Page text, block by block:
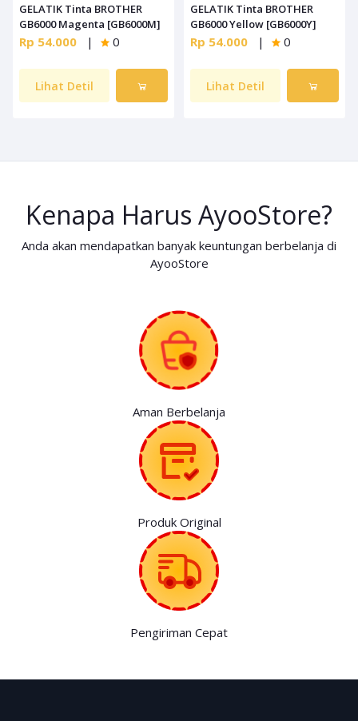
GELATIK Tinta BROTHER
GB6000 Magenta [GB6000M]
Rp 54.000 | 0
Lihat Detil
GELATIK Tinta BROTHER
GB6000 Yellow [GB6000Y]
Rp 54.000 | 0
Lihat Detil
Kenapa Harus AyooStore?
Anda akan mendapatkan banyak keuntungan berbelanja di
AyooStore
Aman Berbelanja
Produk Original
Pengiriman Cepat